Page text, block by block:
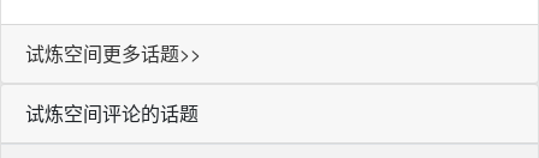
试炼空间更多话题>>
试炼空间评论的话题